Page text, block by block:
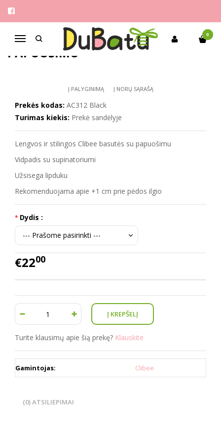
Navigacija
0
Pagrindinis
CLIBEE 32-37 BASUTĖS SU
PAPUOŠIMU
Į PALYGINIMĄ Į NORŲ SĄRAŠĄ
Prekės kodas: AC312 Black
Turimas kiekis: Prekė sandėlyje
Lengvos ir stilingos Clibee basutės su papuošimu
Vidpadis su supinatoriumi
Užsisega lipduku
Rekomenduojama apie +1 cm prie pėdos ilgio
Dydis :
€2200
Turite klausimų apie šią prekę? Klauskite
Gamintojas: Clibee
(0) ATSILIEPIMAI